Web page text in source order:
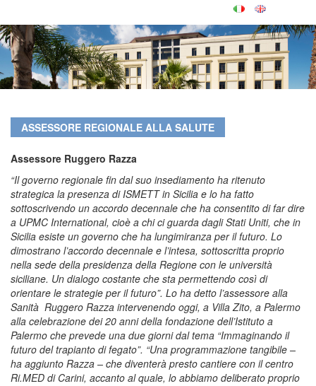
ASSESSORE REGIONALE ALLA SALUTE
Assessore Ruggero Razza
“Il governo regionale fin dal suo insediamento ha ritenuto
strategica la presenza di ISMETT in Sicilia e lo ha fatto
sottoscrivendo un accordo decennale che ha consentito di far dire
a UPMC International, cioè a chi ciguarda dagli Stati Uniti, che in
Sicilia esiste un governo che ha lungimiranza per il futuro. Lo
dimostrano l’accordo decennale e l’intesa, sottoscritta proprio
nella sede della presidenza della Regione con le università
siciliane. Un dialogo costante che sta permettendo così di
orientare le strategie per ilfuturo”. Lo ha detto l’assessore alla
Sanità Ruggero Razza intervenendo oggi, a Villa Zito, a Palermo
alla celebrazione dei20 anni della fondazione dell’Istituto a
Palermo che prevede una due giorni dal tema “Immaginando il
futuro del trapianto difegato”. “Una programmazione tangibile –
ha aggiunto Razza – che diventerà presto cantiere con il centro
Ri.MED di Carini, accanto al quale, lo abbiamo deliberato proprio